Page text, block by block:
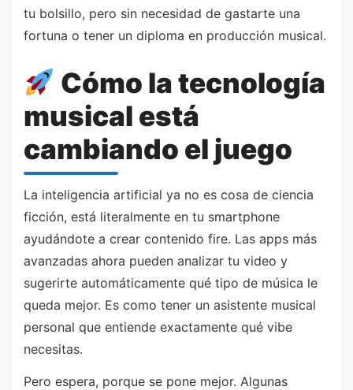
tu bolsillo, pero sin necesidad de gastarte una
fortuna o tener un diploma en producción musical.
Cómo la tecnología
musical está
cambiando el juego
La inteligencia artificial ya no es cosa de ciencia
ficción, está literalmente en tu smartphone
ayudándote a crear contenido fire. Las apps más
avanzadas ahora pueden analizar tu video y
sugerirte automáticamente qué tipo de música le
queda mejor. Es como tener un asistente musical
personal que entiende exactamente qué vibe
necesitas.
Pero espera, porque se pone mejor. Algunas